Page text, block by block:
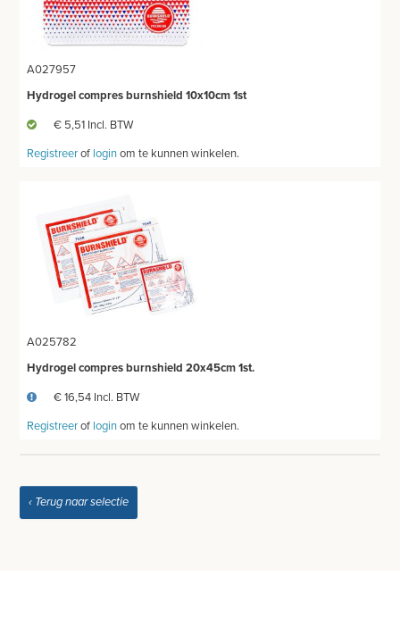
PRODUCT NIET GEVONDEN?
A027957
Hydrogel compres burnshield 10x10cm 1st
€ 5,51 Incl. BTW
Registreerof loginom te kunnen winkelen.
A025782
Hydrogel compres burnshield 20x45cm 1st.
€ 16,54 Incl. BTW
Registreerof loginom te kunnen winkelen.
‹ Terug naar selectie